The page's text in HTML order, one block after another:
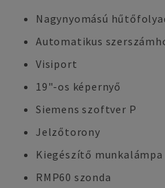
Nagynyomású
Automatikus
Visiport
19"-os képernyő
Siemens szoftver P
Jelzőtorony
Kiegészítő munkalámpa
RMP60 szonda